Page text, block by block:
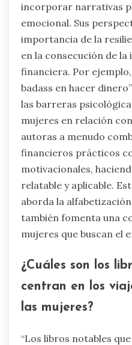
incorporar narrativas
emocional. Sus
importancia de la
en la consecución de la
financiera. Por
badass en hacer
las barreras
mujeres en relación
autoras a menudo
financieros prácticos
motivacionales,
relatable y aplicable.
aborda la
también fomenta una
mujeres que buscan el
¿Cuáles son los
centran en los
las mujeres?
“Los libros notables